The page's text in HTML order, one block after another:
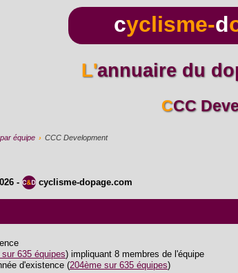
cyclisme-d
L'annuaire du
CCC
équipe › CCC Development
- cyclisme-dopage.com
635 équipes) impliquant 8 membres de l'équipe
d'existence (204ème sur 635 équipes)